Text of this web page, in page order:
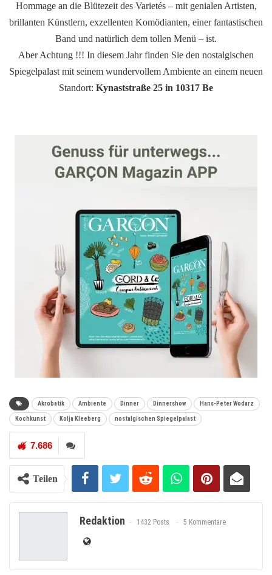
Hommage an die Blütezeit des Varietés – mit genialen Artisten,
brillanten Künstlern, exzellenten Komödianten, einer fantastischen
Band und natürlich dem tollen Menü – ist.
Aber Achtung !!! In diesem Jahr finden Sie den nostalgischen
Spiegelpalast mit seinem wundervollem Ambiente an einem neuen
Standort: Kynaststraße 25 in 10317 Be
Akrobatik Ambiente Dinner Dinnershow Hans-Peter Wodarz
Kochkunst Kolja Kleeberg nostalgischen Spiegelpalast
7.686
Teilen
Redaktion 1432 Posts 5 Kommentare